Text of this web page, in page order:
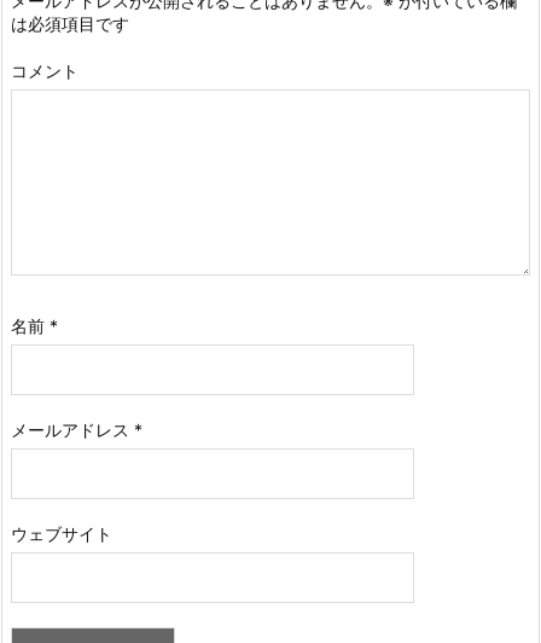
は必須項目です
コメント
名前 *
メールアドレス *
ウェブサイト